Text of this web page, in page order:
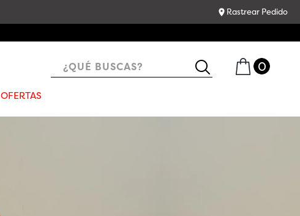
Rastrear Pedido
¿QUÉ BUSCAS?
OFERTAS